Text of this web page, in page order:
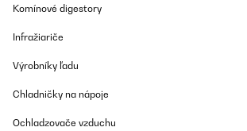
Komínové digestory
Infražiariče
Výrobníky ľadu
Chladničky na nápoje
Ochladzovače vzduchu